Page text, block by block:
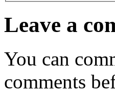
Leave a
You can
comments